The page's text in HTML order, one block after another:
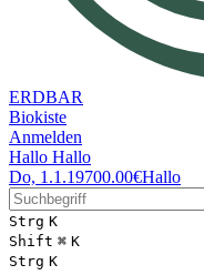
ERDBAR
Biokiste
Anmelden
Hallo Hallo
Do, 1.1.19700.00€Hallo
Strg K
Shift ⌘ K
Strg K